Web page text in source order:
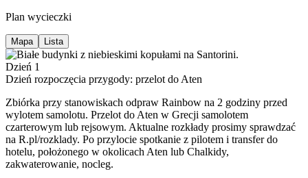
Plan wycieczki
Mapa Lista
Dzień 1
Dzień rozpoczęcia przygody: przelot do Aten
Zbiórka przy stanowiskach odpraw Rainbow na 2 godziny przed
wylotem samolotu. Przelot do Aten w Grecji samolotem
czarterowym lub rejsowym. Aktualne rozkłady prosimy sprawdzać
na R.pl/rozklady. Po przylocie spotkanie z pilotem i transfer do
hotelu, położonego w okolicach Aten lub Chalkidy,
zakwaterowanie, nocleg.